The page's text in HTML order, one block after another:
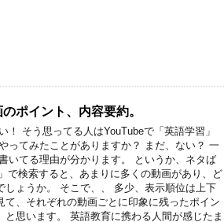
ポイント、内容要約。
そう思ってる人はYouTubeで「英語学習」
ってみたことがありますか？ まだ、ない？ 一
いてる理由が分かります。 というか、ネタば
で検索すると、あまりに多くの動画があり、ど
ょうか。 そこで、、 多少、表示順位は上下
、それぞれの動画ごとに印象に残ったポイン
思います。 英語教育に携わる人間が感じたま